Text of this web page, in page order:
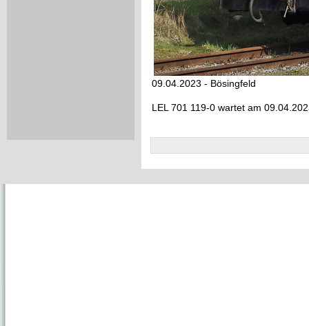
09.04.2023 - Bösingfeld
LEL 701 119-0 wartet am